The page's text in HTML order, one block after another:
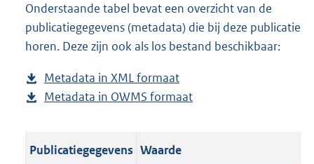
l
o
a
p
u
l
a
n
d
g
r
o
Onderstaande tabel bevat een overzicht van de
publicatiegegevens (metadata) die bij deze publicatie
horen. Deze zijn ook als los bestand beschikbaar:
Metadata in XML formaat
e
a
Metadata in OWMS formaat
Publicatiegegevens Waarde